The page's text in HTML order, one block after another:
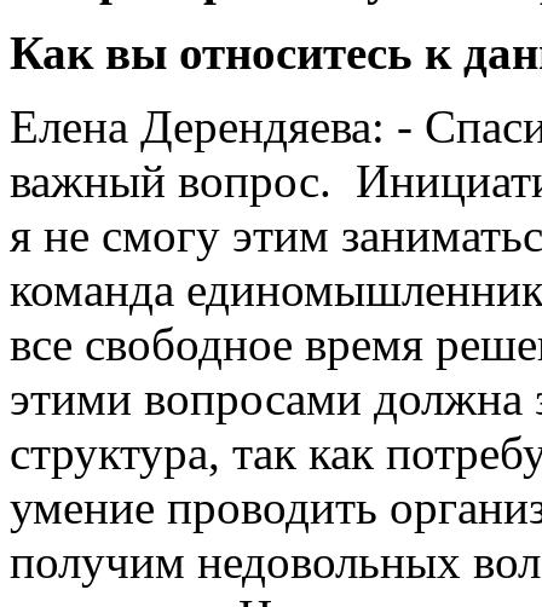
Как вы относитесь к
Елена Дерендяева: -
важный вопрос.
я не смогу этим
команда
все свободное время
этими вопросами должна
структура, так как
умение проводить
получим недовольных